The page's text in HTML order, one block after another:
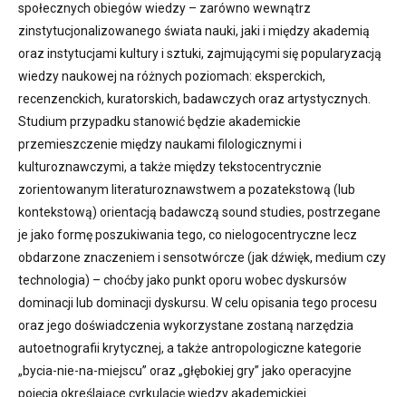
społecznych obiegów wiedzy – zarówno wewnątrz
zinstytucjonalizowanego świata nauki, jaki i między akademią
oraz instytucjami kultury i sztuki, zajmującymi się popularyzacją
wiedzy naukowej na różnych poziomach: eksperckich,
recenzenckich, kuratorskich, badawczych oraz artystycznych.
Studium przypadku stanowić będzie akademickie
przemieszczenie między naukami filologicznymi i
kulturoznawczymi, a także między tekstocentrycznie
zorientowanym literaturoznawstwem a pozatekstową (lub
kontekstową) orientacją badawczą sound studies, postrzegane
je jako formę poszukiwania tego, co nielogocentryczne lecz
obdarzone znaczeniem i sensotwórcze (jak dźwięk, medium czy
technologia) – choćby jako punkt oporu wobec dyskursów
dominacji lub dominacji dyskursu. W celu opisania tego procesu
oraz jego doświadczenia wykorzystane zostaną narzędzia
autoetnografii krytycznej, a także antropologiczne kategorie
„bycia-nie-na-miejscu” oraz „głębokiej gry” jako operacyjne
pojęcia określające cyrkulację wiedzy akademickiej.